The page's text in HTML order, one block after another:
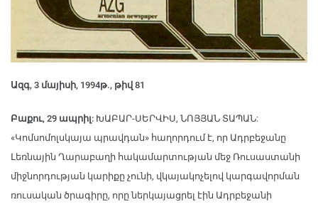
Ազգ, 3 մայիսի, 1994թ., թիվ 81
Բաքու, 29 ապրիլ: ԽԱԲԱՐ-ՍԵՐՎԻՍ, ՆՈՅՅԱՆ ՏԱՊԱՆ:
«Կոմսոմոլսկայա պրավդան» հաղորդում է, որ Ադրբեջանը
Լեռնային Ղարաբաղի հակամարտության մեջ Ռուսաստանի
միջնորդության կարիքը չունի, վկայակոչելով կարգավորման
ռուսական ծրագիրը, որը ներկայացրել էին Ադրբեջանի